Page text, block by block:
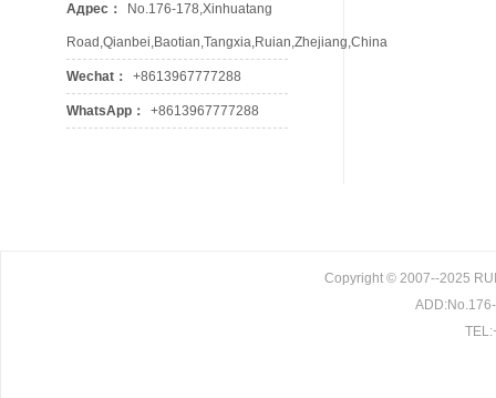
Адрес： No.176-178,Xinhuatang
Road,Qianbei,Baotian,Tangxia,Ruian,Zhejiang,China
Wechat： +8613967777288
WhatsApp： +8613967777288
Copyright © 2007--2025